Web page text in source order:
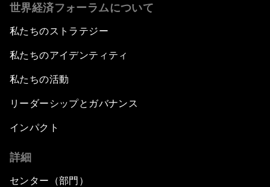
世界経済フォーラムについて
私たちのストラテジー
私たちのアイデンティティ
私たちの活動
リーダーシップとガバナンス
インパクト
詳細
センター（部門）